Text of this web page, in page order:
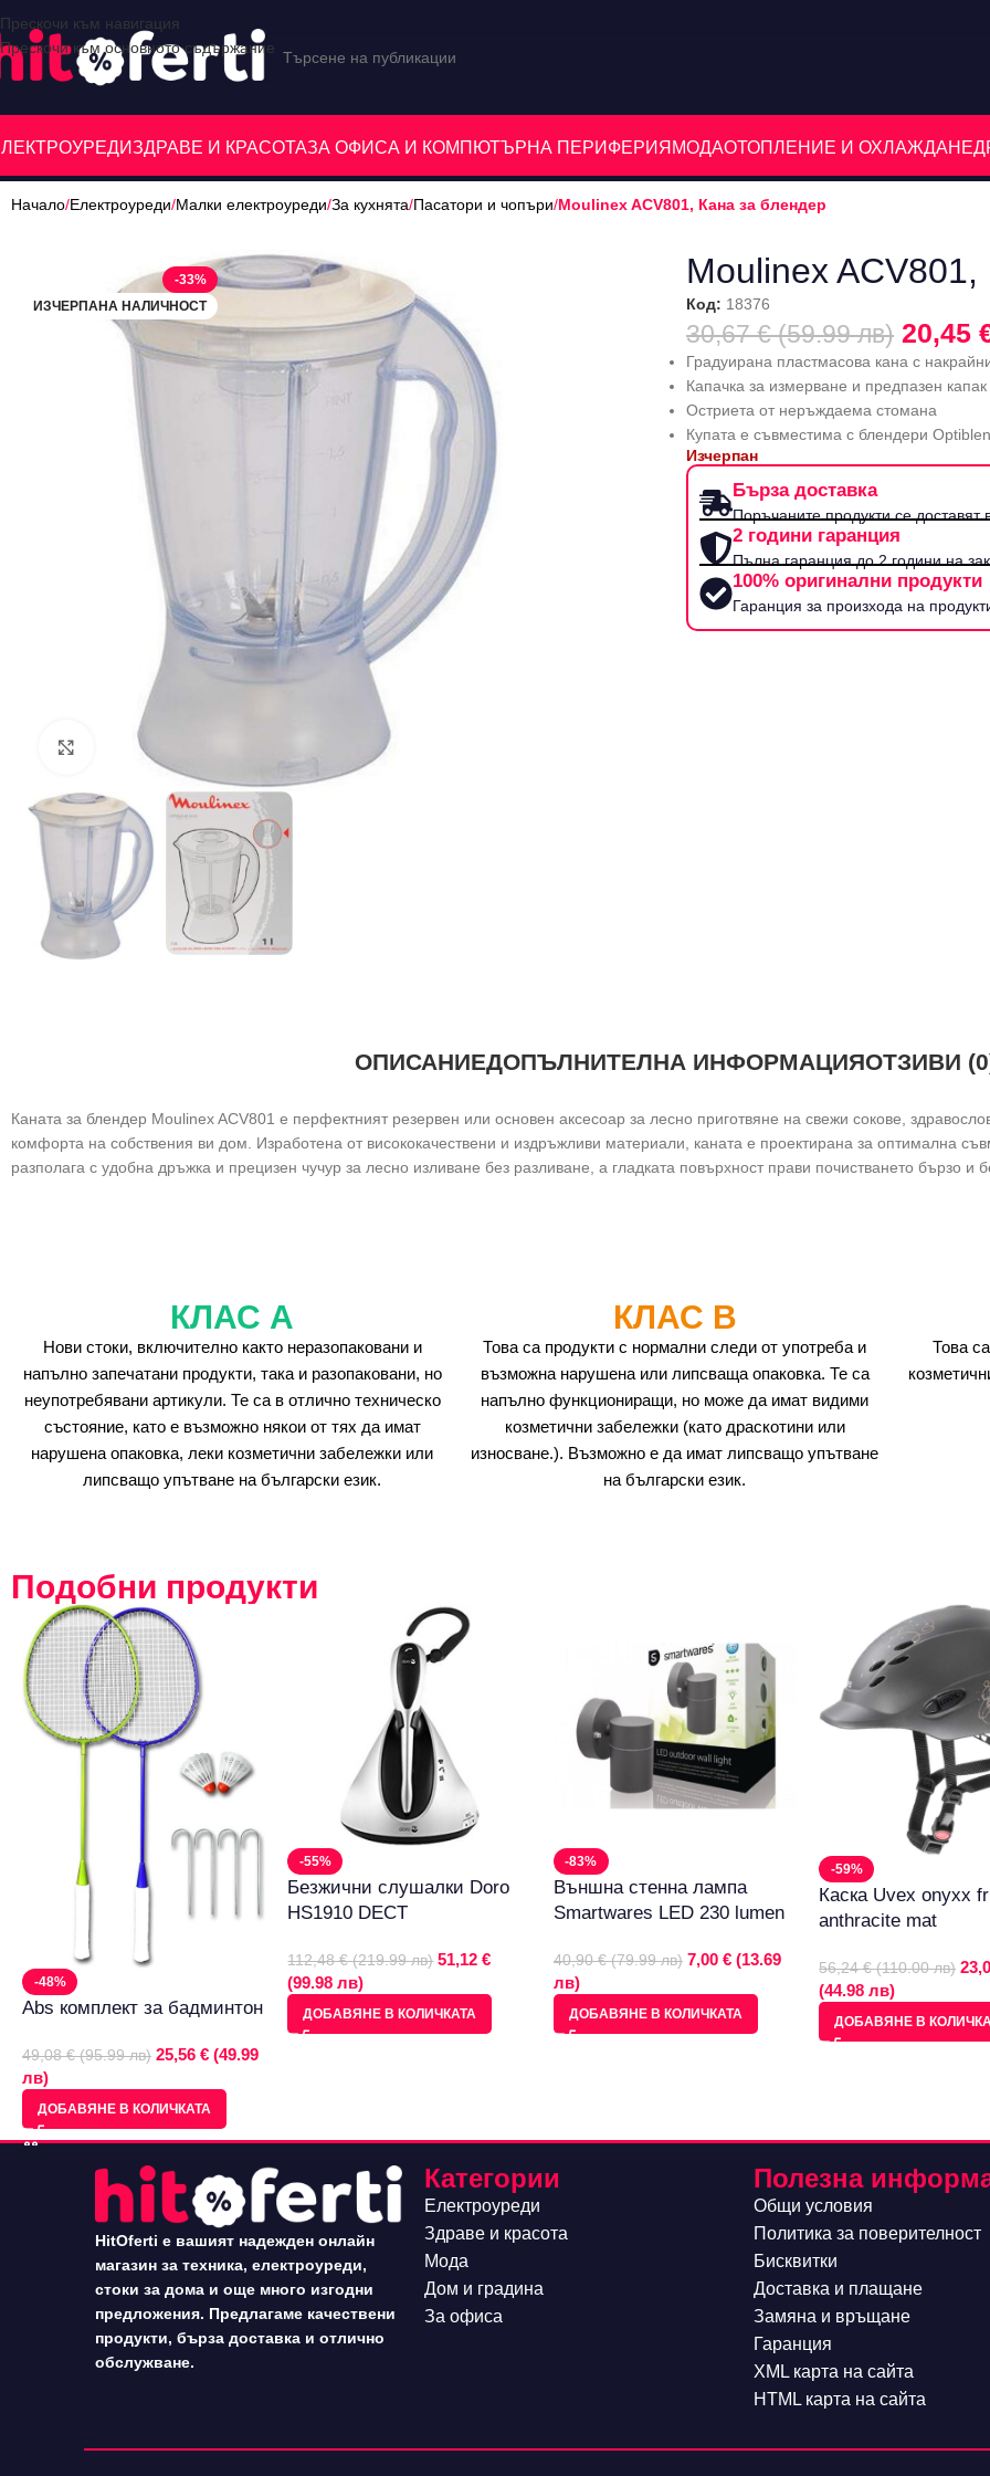
Прескочи към навигация
Прескочи към основното съдържание
ЗДРАВЕ И КРАСОТАЗА ОФИСА И КОМПЮТЪРНА ПЕРИФЕРИЯ МОДАОТОПЛЕНИЕ И ОХЛАЖДАНЕ
Начало/Електроуреди/Малки електроуреди/За кухнята/Пасатори и чопъри/Moulinex ACV801, Кана за блендер
-33%
ИЗЧЕРПАНА НАЛИЧНОСТ
Щракнете за уголемяване
Moulinex
Код: 18376
30,67 € (59.99 лв) 20,45
Градуирана пластмасова кана с
Капачка за измерване и предпазен капак
Остриета от неръждаема стомана
Купата е съвместима с блендери
Изчерпан
Бърза доставка
Поръчаните продукти се доставят
2 години гаранция
Пълна гаранция до 2 години на
100% оригинални продукти
Гаранция за произхода на
ОПИСАНИЕДОПЪЛНИТЕЛНА ИНФОРМАЦИЯОТЗИВИ
Каната за блендер Moulinex ACV801 е перфектният резервен или основен аксесоар за лесно приготвяне на свежи сокове,
комфорта на собствения ви дом. Изработена от висококачествени и издръжливи материали, каната е проектирана за оптимална
разполага с удобна дръжка и прецизен чучур за лесно изливане без разливане, а гладката повърхност прави почистването бързо и
КЛАС А
Нови стоки, включително както неразопаковани и
напълно запечатани продукти, така и разопаковани, но
неупотребявани артикули. Те са в отлично техническо
състояние, като е възможно някои от тях да имат
нарушена опаковка, леки козметични забележки или
липсващо упътване на български език.
КЛАС B
Това са продукти с нормални следи от употреба и
възможна нарушена или липсваща опаковка. Те са
напълно функциониращи, но може да имат видими
козметични забележки (като драскотини или
износване.). Възможно е да имат липсващо упътване
на български език.
Това
Подобни продукти
-48%
Abs комплект за бадминтон
49,08 € (95.99 лв) 25,56 € (49.99
лв)
ДОБАВЯНЕ В КОЛИЧКАТА
-55%
Безжични слушалки Doro
HS1910 DECT
112,48 € (219.99 лв) 51,12 €
(99.98 лв)
ДОБАВЯНЕ В КОЛИЧКАТА
-83%
Външна стенна лампа
Smartwares LED 230 lumen
40,90 € (79.99 лв) 7,00 € (13.69
лв)
ДОБАВЯНЕ В КОЛИЧКАТА
-59%
Каска Uvex onyxx
anthracite mat
56,24 € (110.00 лв)
(44.98 лв)
ДОБАВЯНЕ В
HitOferti е вашият надежден онлайн
магазин за техника, електроуреди,
стоки за дома и още много изгодни
предложения. Предлагаме качествени
продукти, бърза доставка и отлично
обслужване.
Категории
Електроуреди
Здраве и красота
Мода
Дом и градина
За офиса
Полезна
Общи условия
Политика за поверителност
Бисквитки
Доставка и плащане
Замяна и връщане
Гаранция
XML карта на сайта
HTML карта на сайта